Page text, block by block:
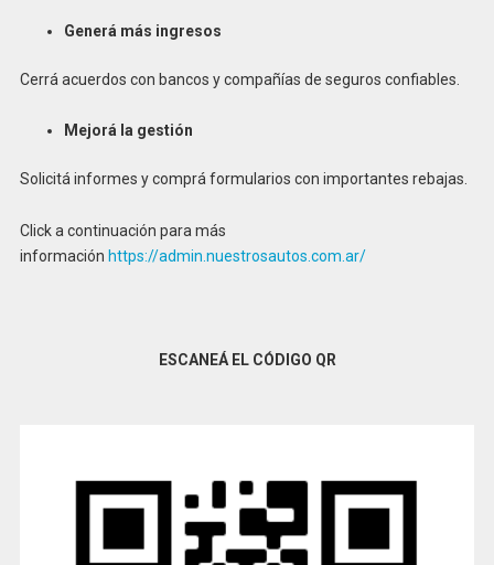
Generá más ingresos
Cerrá acuerdos con bancos y compañías de seguros confiables.
Mejorá la gestión
Solicitá informes y comprá formularios con importantes rebajas.
Click a continuación para más
información https://admin.nuestrosautos.com.ar/
ESCANEÁ EL CÓDIGO QR